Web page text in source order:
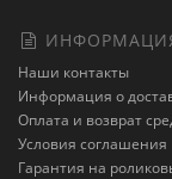
Наши контакты
Информация о
Оплата и возврат
Условия соглашения
Гарантия на